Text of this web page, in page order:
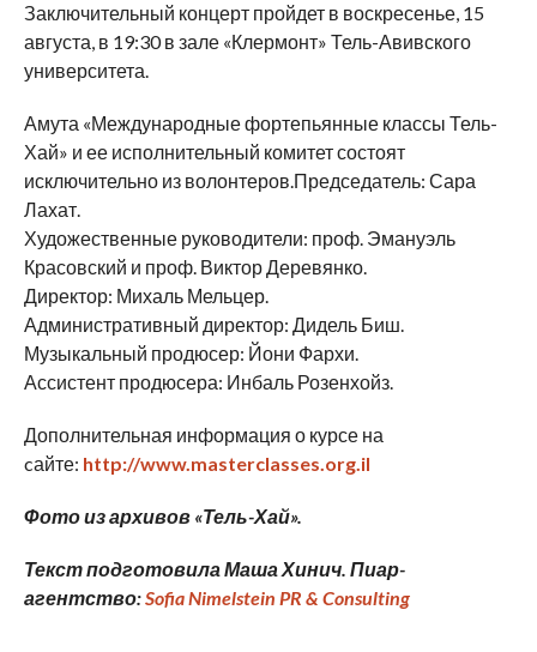
Заключительный концерт пройдет в воскресенье, 15
августа, в 19:30 в зале «Клермонт» Тель-Авивского
университета.
Амута «Международные фортепьянные классы Тель-
Хай» и ее исполнительный комитет состоят
исключительно из волонтеров.Председатель: Сара
Лахат.
Художественные руководители: проф. Эмануэль
Красовский и проф. Виктор Деревянко.
Директор: Михаль Мельцер.
Административный директор: Дидель Биш.
Музыкальный продюсер: Йони Фархи.
Ассистент продюсера: Инбаль Розенхойз.
Дополнительная информация о курсе на
cайте: http://www.masterclasses.org.il
Фото из архивов «Тель-Хай».
Текст подготовила Маша Хинич. Пиар-
агентство:SofiaNimelstein PR & Consulting